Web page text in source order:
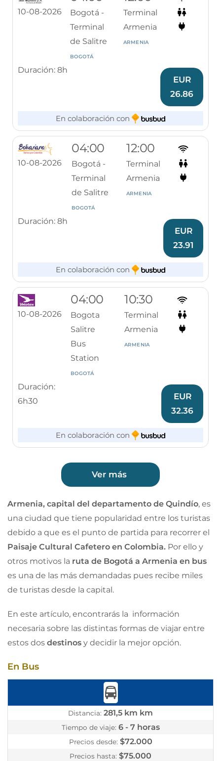
10-08-2026
Bogotá -
Terminal
de Salitre
BOGOTÁ
Terminal
Armenia
ARMENIA
Duración: 8h
EUR
26.86
En colaboración con
10-08-2026
04:00
Bogotá -
Terminal
de Salitre
BOGOTÁ
12:00
Terminal
Armenia
ARMENIA
Duración: 8h
EUR
23.91
En colaboración con
10-08-2026
04:00
Bogota
Salitre
Bus
Station
BOGOTÁ
10:30
Terminal
Armenia
ARMENIA
Duración:
6h30
EUR
32.36
En colaboración con
Ver más
Armenia, capital del departamento de Quindío, es
una ciudad que tiene popularidad entre los turistas
debido a que es el punto de partida para recorrer el
Paisaje Cultural Cafetero en Colombia. Por ello y
otros motivos la ruta de Bogotá a Armenia en bus
es una de las más demandadas pues recibe miles
de turistas desde la capital.
En este artículo, encontrarás la información
necesaria sobre las distintas formas de viajar entre
estos dos destinos y decidir la mejor opción.
En Bus
Distancia: 281,5 km km
Tiempo de viaje: 6 - 7 horas
Precios desde: $72.000
Precios hasta: $75.000